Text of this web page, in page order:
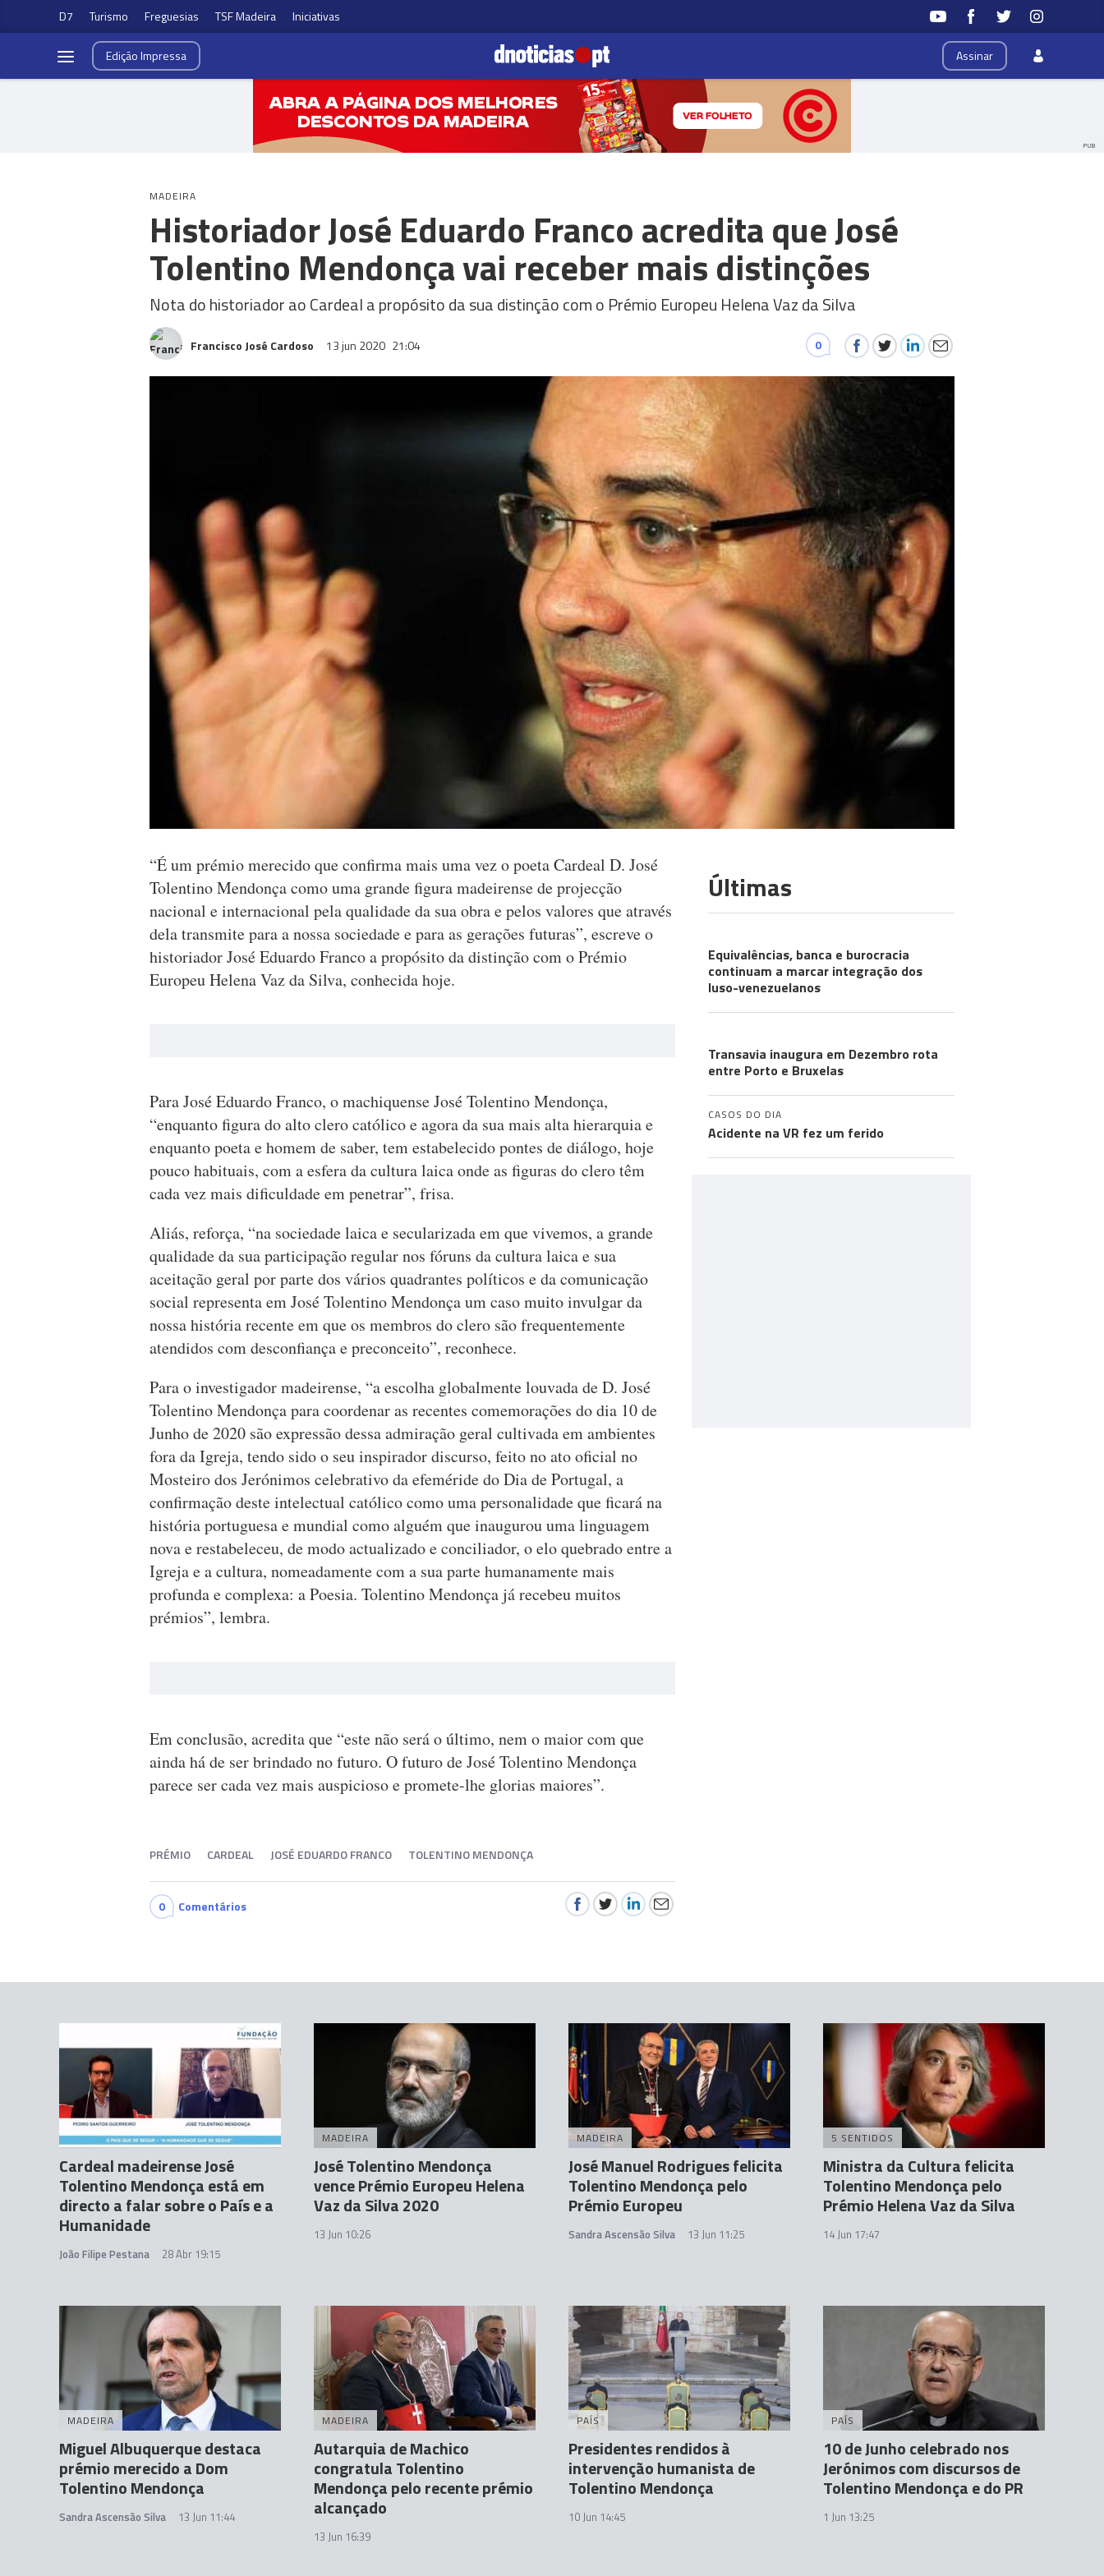
D7 Turismo Freguesias TSF Madeira Iniciativas
Assinar
EdiçãoImpressa
PUB
MADEIRA
Historiador José Eduardo Franco acredita que José
Tolentino Mendonça vai receber mais distinções
Nota do historiador ao Cardeal a propósito da sua distinção com o Prémio Europeu Helena Vaz da Silva
Francisco José Cardoso 13 jun 2020 21:04 0
“É um prémio merecido que confirma mais uma vez o poeta Cardeal D. José
Tolentino Mendonça como uma grande figura madeirense de projecção
nacional e internacional pela qualidade da sua obra e pelos valores que através
dela transmite para a nossa sociedade e para as gerações futuras”, escreve o
historiador José Eduardo Franco a propósito da distinção com o Prémio
Europeu Helena Vaz da Silva, conhecida hoje.
Para José Eduardo Franco, o machiquense José Tolentino Mendonça,
“enquanto figura do alto clero católico e agora da sua mais alta hierarquia e
enquanto poeta e homem de saber, tem estabelecido pontes de diálogo, hoje
pouco habituais, com a esfera da cultura laica onde as figuras do clero têm
cada vez mais dificuldade em penetrar”, frisa.
Aliás, reforça, “na sociedade laica e secularizada em que vivemos, a grande
qualidade da sua participação regular nos fóruns da cultura laica e sua
aceitação geral por parte dos vários quadrantes políticos e da comunicação
social representa em José Tolentino Mendonça um caso muito invulgar da
nossa história recente em que os membros do clero são frequentemente
atendidos com desconfiança e preconceito”, reconhece.
Para o investigador madeirense, “a escolha globalmente louvada de D. José
Tolentino Mendonça para coordenar as recentes comemorações do dia 10 de
Junho de 2020 são expressão dessa admiração geral cultivada em ambientes
fora da Igreja, tendo sido o seu inspirador discurso, feito no ato oficial no
Mosteiro dos Jerónimos celebrativo da efeméride do Dia de Portugal, a
confirmação deste intelectual católico como uma personalidade que ficará na
história portuguesa e mundial como alguém que inaugurou uma linguagem
nova e restabeleceu, de modo actualizado e conciliador, o elo quebrado entre a
Igreja e a cultura, nomeadamente com a sua parte humanamente mais
profunda e complexa: a Poesia. Tolentino Mendonça já recebeu muitos
prémios”, lembra.
Em conclusão, acredita que “este não será o último, nem o maior com que
ainda há de ser brindado no futuro. O futuro de José Tolentino Mendonça
parece ser cada vez mais auspicioso e promete-lhe glorias maiores”.
PRÉMIO CARDEAL JOSÉ EDUARDO FRANCO TOLENTINO MENDONÇA
0 Comentários
Últimas
Equivalências, banca e burocracia
continuam a marcar integração dos
luso-venezuelanos
Transavia inaugura em Dezembro rota
entre Porto e Bruxelas
CASOS DO DIA
Acidente na VR fez um ferido
Cardeal madeirense José
Tolentino Mendonça está em
directo a falar sobre o País e a
Humanidade
João Filipe Pestana 28 Abr 19:15
MADEIRA
José Tolentino Mendonça
vence Prémio Europeu Helena
Vaz da Silva 2020
13 Jun 10:26
MADEIRA
José Manuel Rodrigues felicita
Tolentino Mendonça pelo
Prémio Europeu
Sandra Ascensão Silva 13 Jun 11:25
5 SENTIDOS
Ministra da Cultura felicita
Tolentino Mendonça pelo
Prémio Helena Vaz da Silva
14 Jun 17:47
MADEIRA
Miguel Albuquerque destaca
prémio merecido a Dom
Tolentino Mendonça
Sandra Ascensão Silva 13 Jun 11:44
MADEIRA
Autarquia de Machico
congratula Tolentino
Mendonça pelo recente prémio
alcançado
13 Jun 16:39
PAÍS
Presidentes rendidos à
intervenção humanista de
Tolentino Mendonça
10 Jun 14:45
PAÍS
10 de Junho celebrado nos
Jerónimos com discursos de
Tolentino Mendonça e do PR
1 Jun 13:25